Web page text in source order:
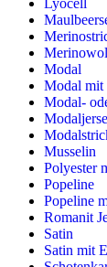
Lyocell
Modal
Modal mit
Modal-
Musselin
Polyester
Popeline
Popeline
Romanit
Satin
Satin mit